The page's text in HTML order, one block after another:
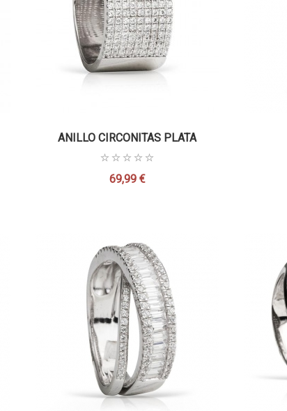
ANILLO CIRCONITAS PLATA
Precio
69,99 €